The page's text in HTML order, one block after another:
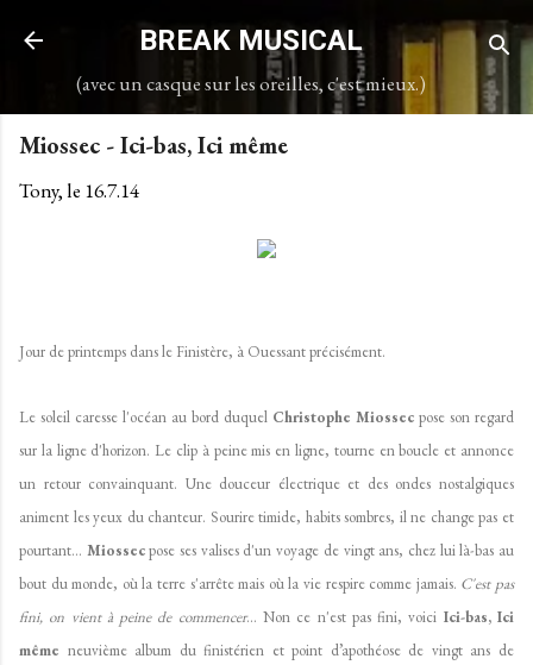
Accéder au contenu principal
BREAK MUSICAL
(avec un casque sur les oreilles, c'est mieux.)
Miossec - Ici-bas, Ici même
Tony, le 16.7.14
Jour de printemps dans le Finistère, à Ouessant précisément.
Le soleil caresse l'océan au bord duquel Christophe Miossec pose son regard
sur la ligne d'horizon. Le clip à peine mis en ligne, tourne en boucle et annonce
un retour convainquant. Une douceur électrique et des ondes nostalgiques
animent les yeux du chanteur. Sourire timide, habits sombres, il ne change pas et
pourtant... Miossecpose ses valises d'un voyage de vingt ans, chez lui là-bas au
bout du monde, où la terre s'arrête mais où la vie respire comme jamais. C'est pas
fini, on vient à peine de commencer... Non ce n'est pas fini, voici Ici-bas, Ici
même neuvième album du finistérien et point d’apothéose de vingt ans de